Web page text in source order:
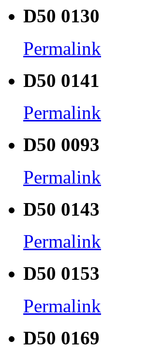
D50 0130
Permalink
D50 0141
Permalink
D50 0093
Permalink
D50 0143
Permalink
D50 0153
Permalink
D50 0169